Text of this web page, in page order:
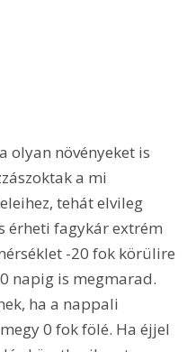
olyan növényeket is
a mi
tehát elvileg
érheti fagykár extrém
-20 fok körülire
napig is megmarad.
ha a nappali
0 fok fölé. Ha éjjel